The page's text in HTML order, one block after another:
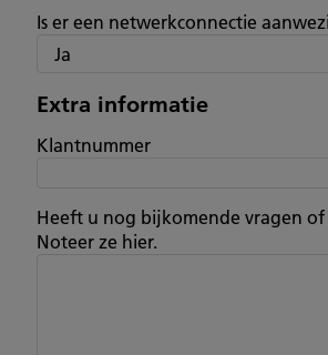
Is er een netwerkconnectie
Extra informatie
Klantnummer
Heeft u nog bijkomende vragen
Noteer ze hier.